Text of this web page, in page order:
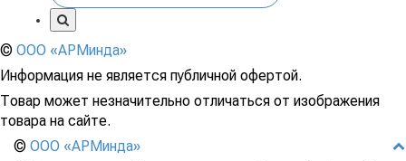
© ООО «АРМинда»
Информация не является публичной офертой.
Товар может незначительно отличаться от изображения
товара на сайте.
© ООО «АРМинда»